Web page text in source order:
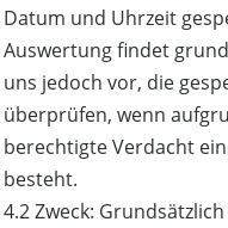
Datum und Uhrzeit
Auswertung findet
uns jedoch vor, die
überprüfen, wenn
berechtigte Verdacht
besteht.
4.2 Zweck: